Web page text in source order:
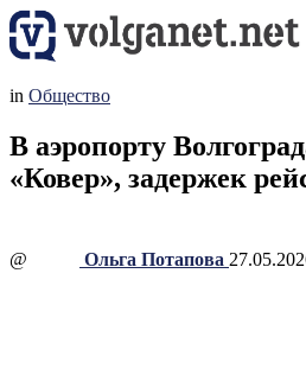
in Общество
В аэропорту
«Ковер», задержек
@ Ольга Потапова